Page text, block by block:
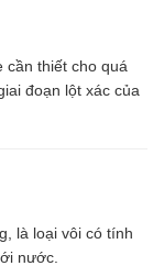
cần thiết cho quá
đoạn lột xác của
là loại vôi có tính
nước.